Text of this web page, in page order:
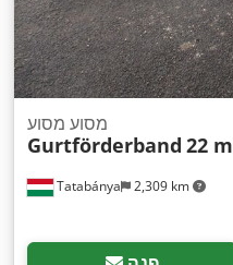
Tatabánya 2,309 km
מסוע מסוע
Gurtförderband 22 m